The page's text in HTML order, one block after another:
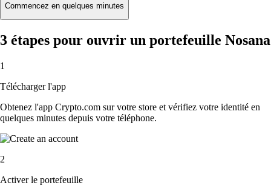
Commencez en quelques minutes
3 étapes pour ouvrir un portefeuille Nosana
1
Télécharger l'app
Obtenez l'app Crypto.com sur votre store et vérifiez votre identité en
quelques minutes depuis votre téléphone.
2
Activer le portefeuille